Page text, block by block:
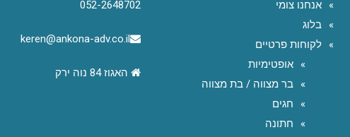
אנחנו צומי
בלוג
לקוחות פרטיים
אופטימיות
בר מצווה / בת מצווה
חגים
חתונה
052-2648702
keren@ankona-adv.co.il
האגוז 84 נוה ירק